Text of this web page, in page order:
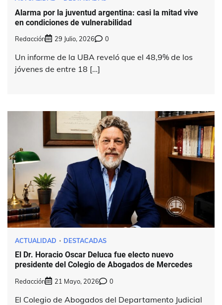
Alarma por la juventud argentina: casi la mitad vive
en condiciones de vulnerabilidad
Redacción 29 Julio, 2026 0
Un informe de la UBA reveló que el 48,9% de los
jóvenes de entre 18 […]
ACTUALIDAD DESTACADAS
El Dr. Horacio Oscar Deluca fue electo nuevo
presidente del Colegio de Abogados de Mercedes
Redacción 21 Mayo, 2026 0
El Colegio de Abogados del Departamento Judicial